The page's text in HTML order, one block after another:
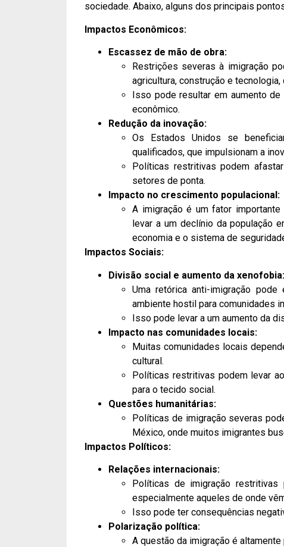
sociedade. Abaixo, alguns dos principais
Impactos Econômicos:
Escassez de mão de obra:
Restrições severas à imigração
agricultura, construção e
Isso pode resultar em aumento
econômico.
Redução da inovação:
Os Estados Unidos se
qualificados, que impulsionam a
Políticas restritivas podem
setores de ponta.
Impacto no crescimento populacional:
A imigração é um fator
levar a um declínio da população
economia e o sistema de
Impactos Sociais:
Divisão social e aumento da xenofobia:
Uma retórica anti-imigração
ambiente hostil para comunidades
Isso pode levar a um aumento da
Impacto nas comunidades locais:
Muitas comunidades locais
cultural.
Políticas restritivas podem levar
para o tecido social.
Questões humanitárias:
Políticas de imigração severas
México, onde muitos imigrantes
Impactos Políticos:
Relações internacionais:
Políticas de imigração
especialmente aqueles de onde
Isso pode ter consequências
Polarização política:
A questão da imigração é